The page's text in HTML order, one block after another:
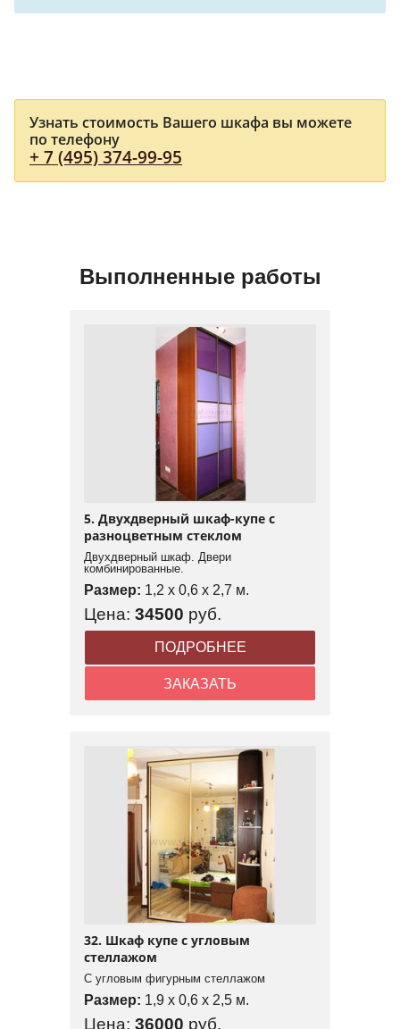
Узнать стоимость Вашего шкафа вы можете
по телефону
+ 7 (495) 374-99-95
Выполненные работы
5. Двухдверный шкаф-купе с
разноцветным стеклом
Двухдверный шкаф. Двери
комбинированные.
Размер: 1,2 x 0,6 x 2,7 м.
Цена: 34500 руб.
ПОДРОБНЕЕ
ЗАКАЗАТЬ
32. Шкаф купе с угловым
стеллажом
С угловым фигурным стеллажом
Размер: 1,9 x 0,6 x 2,5 м.
Цена: 36000 руб.